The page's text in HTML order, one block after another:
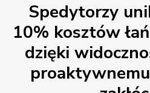
Spedytorzy
10% kosztów
dzięki